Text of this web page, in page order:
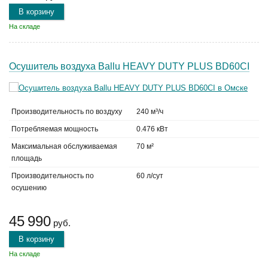
В корзину
На складе
Осушитель воздуха Ballu HEAVY DUTY PLUS BD60CI
Производительность по воздуху 240 м³/ч
Потребляемая мощность 0.476 кВт
Максимальная обслуживаемая
площадь
70 м²
Производительность по
осушению
60 л/сут
45 990 руб.
В корзину
На складе